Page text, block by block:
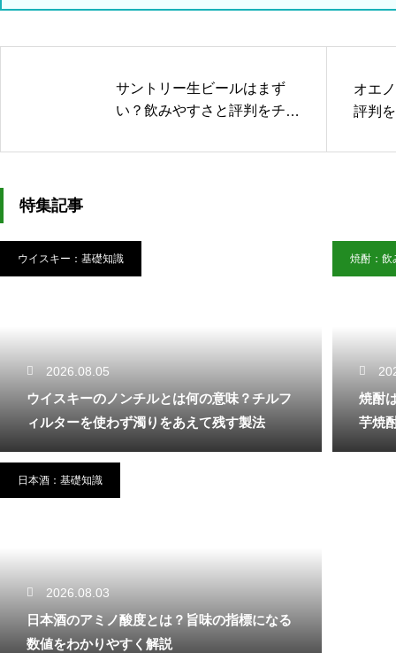
サントリー生ビールはまず
い？飲みやすさと評判をチェ
オエ
評判
特集記事
ウイスキー：基礎知識
2026.08.05
ウイスキーのノンチルとは何の意味？チルフ
ィルターを使わず濁りをあえて残す製法
焼酎：飲
焼酎
芋焼
日本酒：基礎知識
2026.08.03
日本酒のアミノ酸度とは？旨味の指標になる
数値をわかりやすく解説